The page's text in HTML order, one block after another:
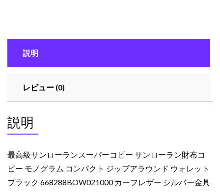
ン
ー
コ
ー
サ
ロ
ー
ラ
説明
レビュー (0)
説明
最高級サンローランスーパーコピー サンローラン財布コ
ピー モノグラム コンパクト ジップアラウンド ウォレット
ブラック 668288BOW021000 カーフレザー シルバー金具